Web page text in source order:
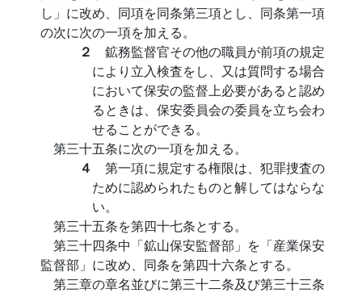
し」に改め、同項を同条第三項とし、同条第一項
の次に次の一項を加える。
２ 鉱務監督官その他の職員が前項の規定
により立入検査をし、又は質問する場合
において保安の監督上必要があると認め
るときは、保安委員会の委員を立ち会わ
せることができる。
第三十五条に次の一項を加える。
４ 第一項に規定する権限は、犯罪捜査の
ために認められたものと解してはならな
い。
第三十五条を第四十七条とする。
第三十四条中「鉱山保安監督部」を「産業保安
監督部」に改め、同条を第四十六条とする。
第三章の章名並びに第三十二条及び第三十三条